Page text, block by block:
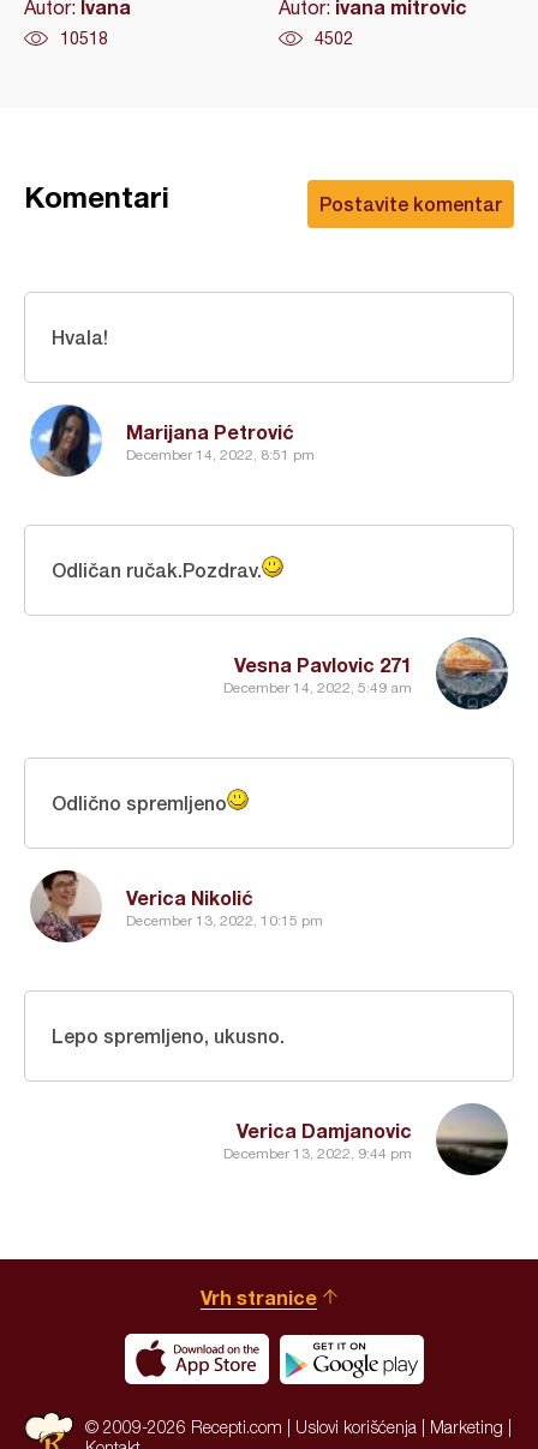
Autor: Ivana
10518
Autor: ivana mitrovic
4502
Postavite komentar
Komentari
Marijana Petrović
December 14, 2022, 8:51 pm
Hvala!
Vesna Pavlovic 271
December 14, 2022, 5:49 am
Odličan ručak.Pozdrav.
Verica Nikolić
December 13, 2022, 10:15 pm
Odlično spremljeno
Verica Damjanovic
December 13, 2022, 9:44 pm
Lepo spremljeno, ukusno.
Vrh stranice
© 2009-2026 Recepti.com | Uslovi korišćenja Marketing